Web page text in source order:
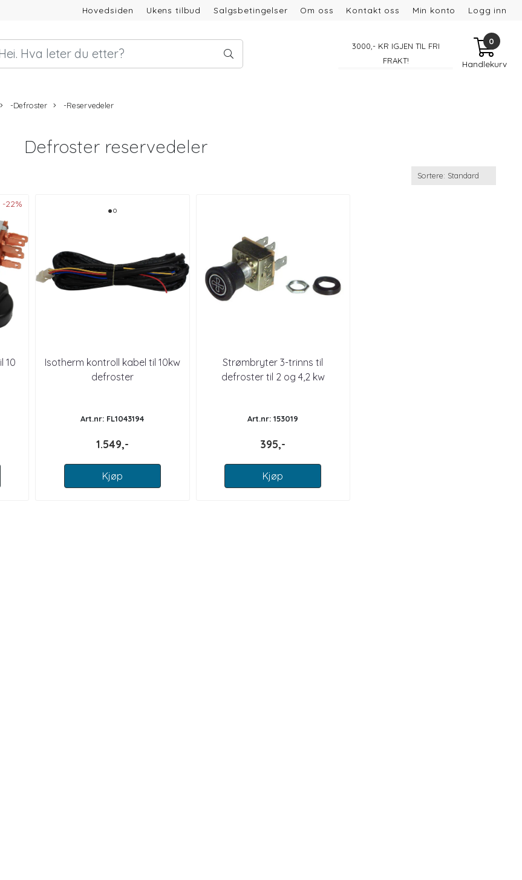
Hovedsiden Ukens tilbud Salgsbetingelser Om oss Kontakt oss Min konto Logg inn
3000 ,- KR IGJEN TIL FRI
FRAKT!
0
Handlekurv
-Defroster -Reservedeler
Defroster reservedeler
-22%
10
Isotherm kontroll kabel til 10kw
defroster
Art.nr: FL1043194
1.549,-
Kjøp
Strømbryter 3-trinns til
defroster til 2 og 4,2 kw
Art.nr: 153019
395,-
Kjøp